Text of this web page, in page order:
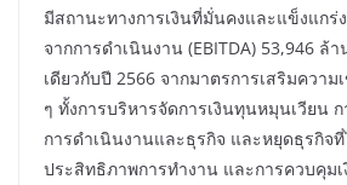
มีสถานะทางการเงินที่มั่นคงและแข็งแกร่
จากการดำเนินงาน (EBITDA) 53,946 ล้
เดียวกับปี 2566 จากมาตรการเสริมความ
ๆ ทั้งการบริหารจัดการเงินทุนหมุนเวียน
การดำเนินงานและธุรกิจ และหยุดธุรกิจที่
ประสิทธิภาพการทำงาน และการควบคุมเ